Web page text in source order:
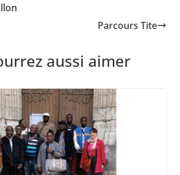
Parcours Tite
aussi aimer